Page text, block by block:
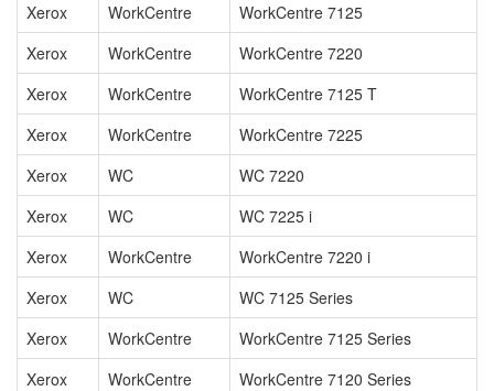
Xerox
WorkCentre
WorkCentre 7125
Xerox
WorkCentre
WorkCentre 7220
Xerox
WorkCentre
WorkCentre 7125 T
Xerox
WorkCentre
WorkCentre 7225
Xerox
WC
WC 7220
Xerox
WC
WC 7225 i
Xerox
WorkCentre
WorkCentre 7220 i
Xerox
WC
WC 7125 Series
Xerox
WorkCentre
WorkCentre 7125 Series
Xerox
WorkCentre
WorkCentre 7120 Series